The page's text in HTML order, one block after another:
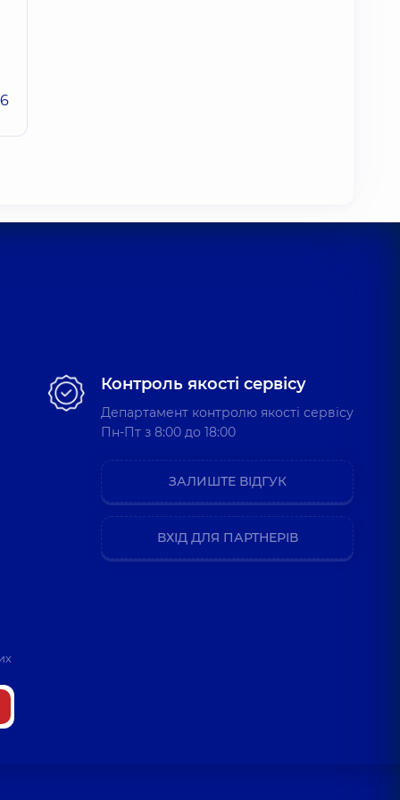
Контроль якості сервісу
Департамент контролю якості сервісу
Пн-Пт з 8:00 до 18:00
ЗАЛИШТЕ ВІДГУК
ВХІД ДЛЯ ПАРТНЕРІВ